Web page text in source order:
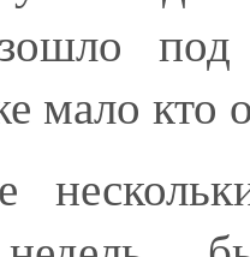
под
мало кто